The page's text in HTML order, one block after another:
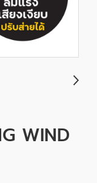
WIND